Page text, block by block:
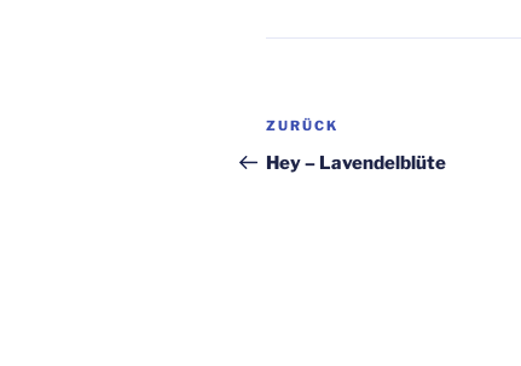
Beitragsnavigation
Vorheriger
Beitrag
ZURÜCK
Hey – Lavendelblüte